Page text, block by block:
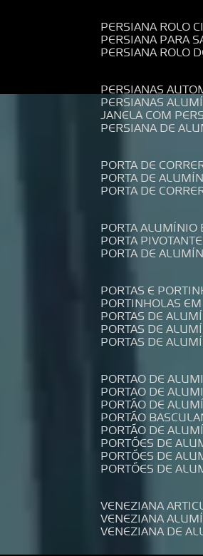
PERSIANA ROLO
PERSIANA PARA
PERSIANA ROLO
PERSIANAS
PERSIANAS
JANELA COM
PERSIANA DE
PORTA DE
PORTA DE
PORTA DE
PORTA
PORTA
PORTA DE
PORTAS E
PORTINHOLAS
PORTAS DE
PORTAS DE
PORTAS DE
PORTAO DE
PORTAO DE
PORTÃO DE
PORTÃO
PORTÃO DE
PORTÕES DE
PORTÕES DE
PORTÕES DE
VENEZIANA
VENEZIANA
VENEZIANA DE